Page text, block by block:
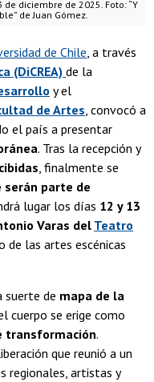
diciembre de 2025. Foto: “Y
de Juan Gómez.
de Chile , a través
(DiCREA) de la
y el
de Artes , convocó a
el país a presentar
. Tras la recepción y
, finalmente se
serán parte de
lugar los días 12 y 13
Varas delTeatro
de las artes escénicas
suerte de mapa de la
cuerpo se erige como
transformación.
que reunió a un
regionales, artistas y